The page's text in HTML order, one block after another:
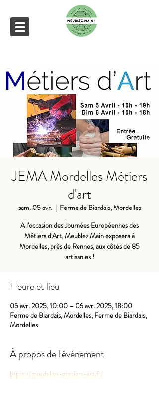
JEMA Mordelles Métiers
d'art
sam. 05 avr.
  |
Ferme de Biardais, Mordelles
A l'occasion des Journées Européennes des
Métiers d'Art, Meublez Main exposera à
Mordelles, près de Rennes, aux côtés de 85
artisan.es !
Heure et lieu
05 avr. 2025, 10:00 – 06 avr. 2025, 18:00
Ferme de Biardais, Mordelles, Ferme de Biardais,
Mordelles
À propos de l'événement
https://mordelles-metiers-art.fr/